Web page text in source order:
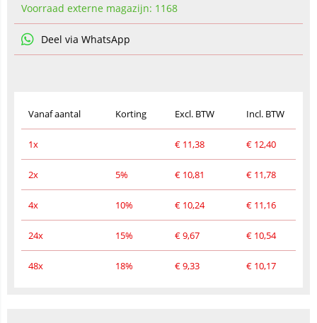
Voorraad externe magazijn: 1168
Deel via WhatsApp
Vanaf aantal Korting Excl. BTW Incl. BTW
1x € 11,38 € 12,40
2x 5% € 10,81 € 11,78
4x 10% € 10,24 € 11,16
24x 15% €9,67 € 10,54
48x 18% €9,33 € 10,17